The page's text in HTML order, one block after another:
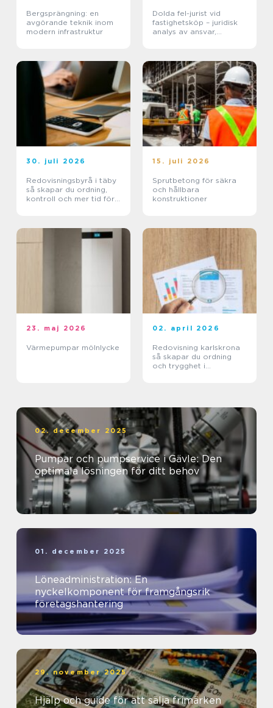
Bergsprängning: en
avgörande teknik inom
modern infrastruktur
Dolda fel-jurist vid
fastighetsköp – juridisk
analys av ansvar,
30. juli 2026
Redovisningsbyrå i täby
så skapar du ordning,
kontroll och mer tid för
15. juli 2026
Sprutbetong för säkra
och hållbara
konstruktioner
23. maj 2026
Värmepumpar mölnlycke
02. april 2026
Redovisning karlskrona
så skapar du ordning
och trygghet i
02. december 2025
Pumpar och pumpservice i Gävle: Den
optimala lösningen för ditt behov
01. december 2025
Löneadministration: En
nyckelkomponent för framgångsrik
företagshantering
29. november 2025
Hjälp och guide för att sälja frimärken